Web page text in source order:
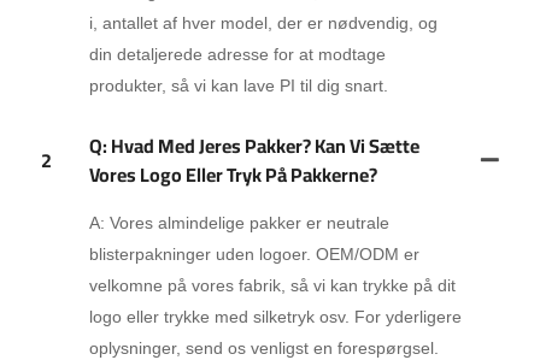
i, antallet af hver model, der er nødvendig, og
din detaljerede adresse for at modtage
produkter, så vi kan lave PI til dig snart.
2
Q: Hvad Med Jeres Pakker? Kan Vi Sætte
Vores Logo Eller Tryk På Pakkerne?
A: Vores almindelige pakker er neutrale
blisterpakninger uden logoer. OEM/ODM er
velkomne på vores fabrik, så vi kan trykke på dit
logo eller trykke med silketryk osv. For yderligere
oplysninger, send os venligst en forespørgsel.